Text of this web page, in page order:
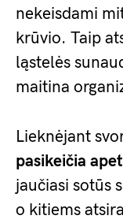
nekeisdami
krūvio. Taip
ląstelės
maitina
Lieknėjant
pasikeičia
jaučiasi sotūs
o kitiems